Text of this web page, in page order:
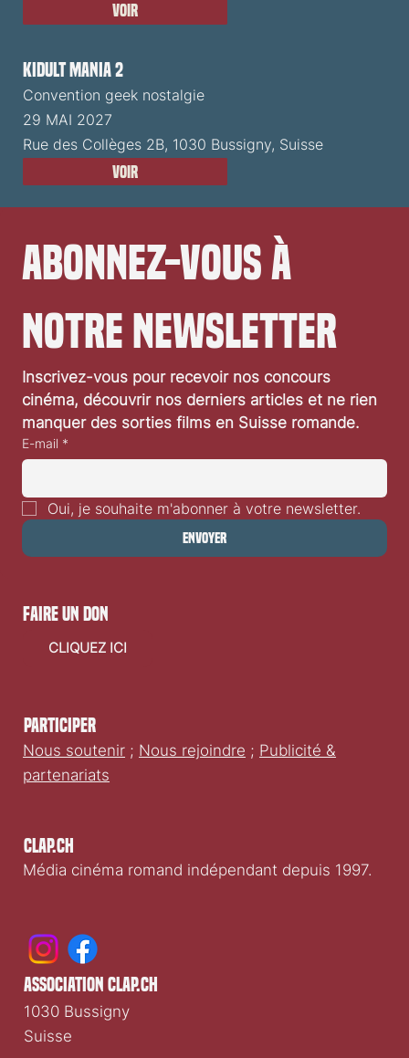
Voir
Kidult Mania 2
Convention geek nostalgie
29 MAI 2027
Rue des Collèges 2B, 1030 Bussigny, Suisse
Voir
Abonnez-vous à
notre newsletter
Inscrivez-vous pour recevoir nos concours
cinéma, découvrir nos derniers articles et ne rien
manquer des sorties films en Suisse romande.
E-mail *
Oui, je souhaite m'abonner à votre newsletter.
Envoyer
Clap.ch
Média cinéma romand indépendant depuis 1997.
Participer
Nous soutenir ; Nous rejoindre ; Publicité &
partenariats
faire un don
CLIQUEZ ICI
association clap.ch
1030 Bussigny
Suisse